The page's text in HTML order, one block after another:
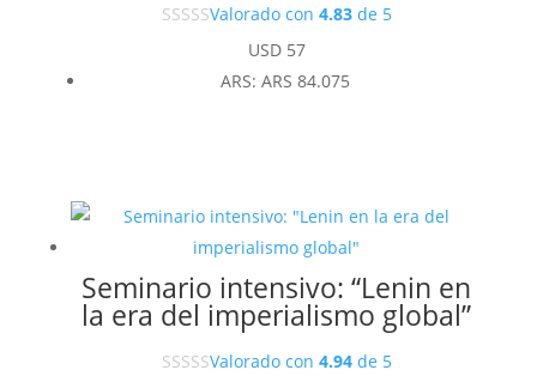
Valorado con 4.83de 5
USD57
ARS: ARS 84.075
Seminario intensivo: “Lenin en
la era del imperialismo global”
Valorado con 4.94de 5